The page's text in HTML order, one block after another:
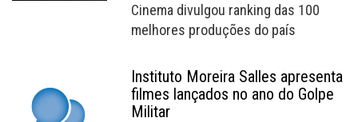
Cinema divulgou ranking das 100
melhores produções do país
Instituto Moreira Salles apresenta
filmes lançados no ano do Golpe
Militar